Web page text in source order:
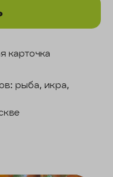
карточка
рыба, икра,